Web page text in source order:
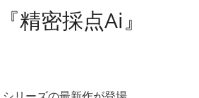
精密採点Ai』